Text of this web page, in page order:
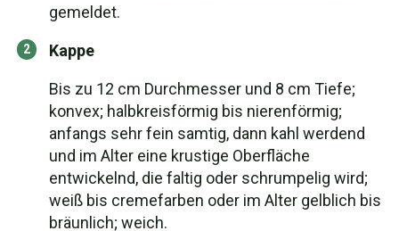
gemeldet.
Kappe
Bis zu 12 cm Durchmesser und 8 cm Tiefe;
konvex; halbkreisförmig bis nierenförmig;
anfangs sehr fein samtig, dann kahl werdend
und im Alter eine krustige Oberfläche
entwickelnd, die faltig oder schrumpelig wird;
weiß bis cremefarben oder im Alter gelblich bis
bräunlich; weich.